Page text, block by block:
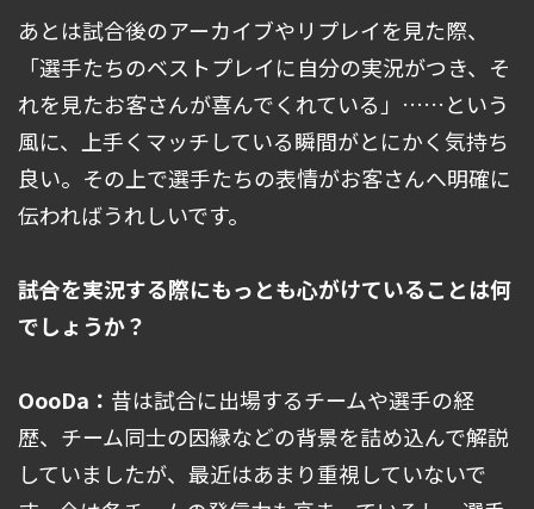
あとは試合後のアーカイブやリプレイを見た際、
「選手たちのベストプレイに自分の実況がつき、そ
れを見たお客さんが喜んでくれている」……という
風に、上手くマッチしている瞬間がとにかく気持ち
良い。その上で選手たちの表情がお客さんへ明確に
伝わればうれしいです。
――試合を実況する際にもっとも心がけていることは何
でしょうか？
OooDa： 昔は試合に出場するチームや選手の経
歴、チーム同士の因縁などの背景を詰め込んで解説
していましたが、最近はあまり重視していないで